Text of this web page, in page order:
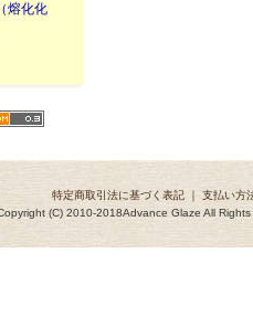
熔化化
特定商取引法に基づく表記 ｜ 支払い方
(C) 2010-2018Advance Glaze All